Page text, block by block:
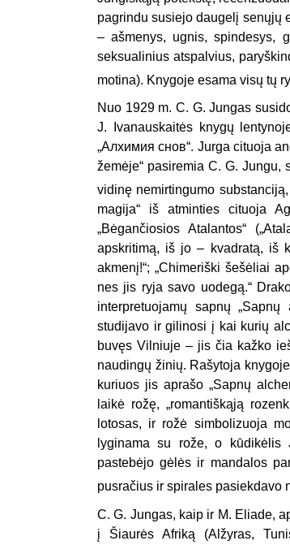
pagrindu susiejo daugelį senųjų
– ašmenys, ugnis, spindesys,
seksualinius atspalvius,
motina). Knygoje esama visų tų
N uo 1929 m. C. G. Jungas
J. Ivanauskaitės knygų
„Aлхимия снов“. Jurga cituoja
žemėje“ pasiremia C. G.
vidinę nemirtingumo
magija“ iš atminties cituoja
„Bėgančiosios Atalantos“
apskritimą, iš jo – kvadratą, iš
akmenį!“; „Chimeriški šešėliai
nes jis ryja savo uodegą.“
interpretuojamų sapnų
studijavo ir gilinosi į kai kurių
buvęs Vilniuje – jis čia kažko
naudingų žinių. Rašytoja
kuriuos jis aprašo „Sapnų
laikė rožę, „romantiškąją
lotosas, ir rožė simbolizuoja
lyginama su rože, o kūdikėlis
pastebėjo gėlės ir mandalos
pusračius ir spirales pasiekdavo
C. G. Jungas, kaip ir M. Eliade,
į Šiaurės Afriką (Alžyras,